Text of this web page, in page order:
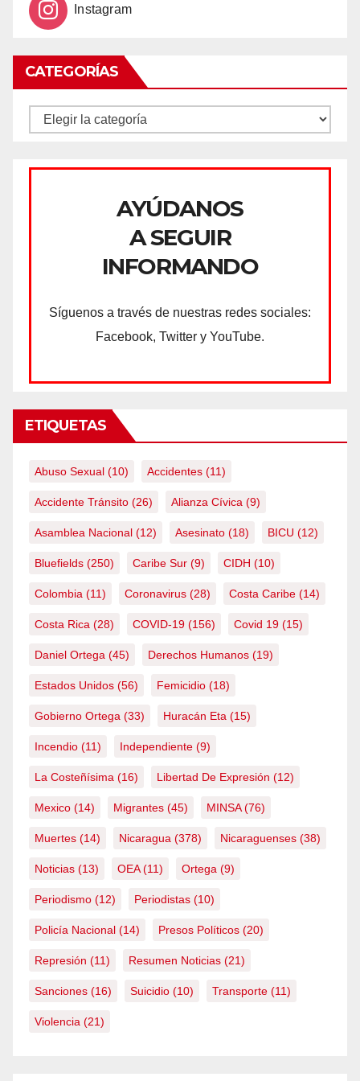
Instagram
CATEGORÍAS
CATEGORÍAS
AYÚDANOS
A SEGUIR
INFORMANDO
Síguenos a través de nuestras redes sociales:
Facebook, Twitter y YouTube.
ETIQUETAS
Abuso Sexual (10) Accidentes (11)
Accidente Tránsito (26) Alianza Cívica (9)
Asamblea Nacional (12) Asesinato (18) BICU (12)
Bluefields (250) Caribe Sur (9) CIDH (10)
Colombia (11) Coronavirus (28) Costa Caribe (14)
Costa Rica (28) COVID-19 (156) Covid 19 (15)
Daniel Ortega (45) Derechos Humanos (19)
Estados Unidos (56) Femicidio (18)
Gobierno Ortega (33) Huracán Eta (15)
Incendio (11) Independiente (9)
La Costeñísima (16) Libertad De Expresión (12)
Mexico (14) Migrantes (45) MINSA(76)
Muertes (14) Nicaragua (378) Nicaraguenses (38)
Noticias (13) OEA(11) Ortega (9)
Periodismo (12) Periodistas (10)
Policía Nacional (14) Presos Políticos (20)
Represión (11) Resumen Noticias (21)
Sanciones (16) Suicidio (10) Transporte (11)
Violencia (21)